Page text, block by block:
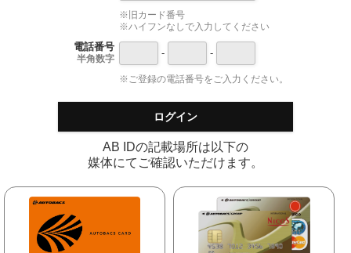
※旧カード番号
※ハイフンなしで入力してください
電話番号
半角数字 - -
※ご登録の電話番号をご入力ください。
ログイン
AB IDの記載場所は以下の
媒体にてご確認いただけます。